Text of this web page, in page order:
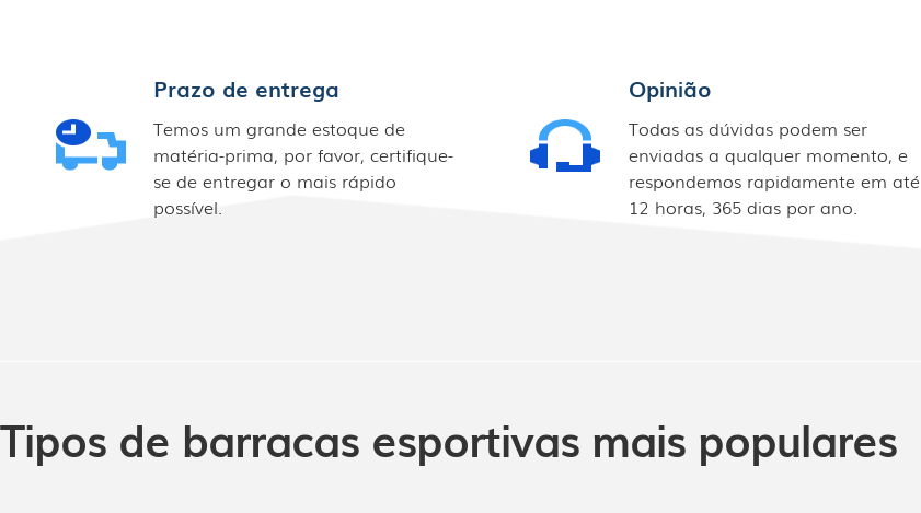
Prazo de entrega
Temos um grande estoque de
matéria-prima, por favor, certifique-
se de entregar o mais rápido
possível.
Opinião
Todas as dúvidas podem ser
enviadas a qualquer momento, e
respondemos rapidamente em até
12 horas, 365 dias por ano.
Tipos de barracas esportivas mais populares